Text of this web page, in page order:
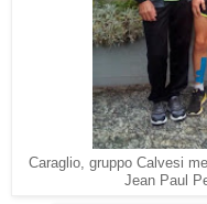
Caraglio, gruppo Calvesi
Jean Paul